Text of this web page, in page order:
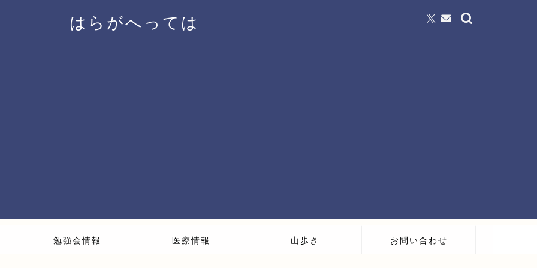
はらがへっては
勉強会情報 医療情報 山歩き お問い合わせ